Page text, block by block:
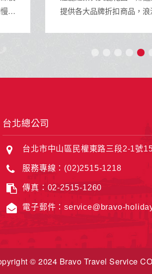
提供各大品牌折扣商品，浪漫
台北總公司
台北市中山區民權東路三段2-1號
服務專線：(02)2515-1218
傳真：02-2515-1260
電子郵件：service@bravo-
© 2024 Bravo Travel Service